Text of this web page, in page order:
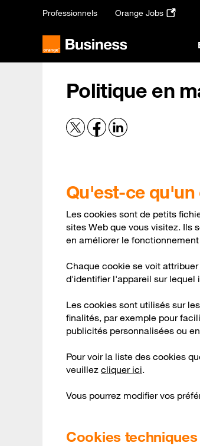
Professionnels Orange Jobs
Politique en
Qu'est-ce
Les cookies sont de petits
sites Web que vous visitez. Ils
en améliorer le
Chaque cookie se voit
d'identifier l'appareil sur lequel
Les cookies sont utilisés sur
finalités, par exemple pour
publicités personnalisées ou
Pour voir la liste des cookies
veuillez cliquer ici.
Vous pourrez modifier vos
Cookies techniques